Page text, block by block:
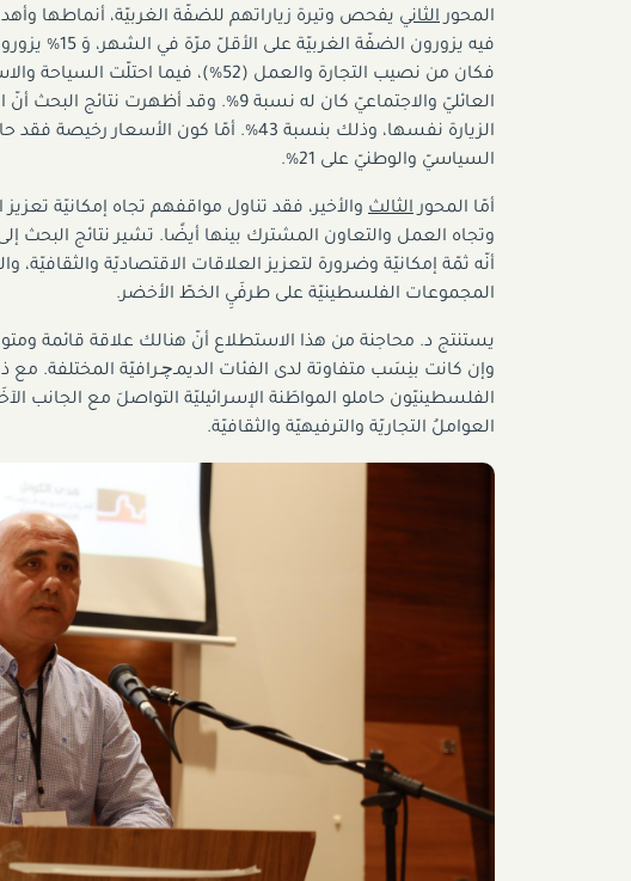
المحورالثاني
فيه يزورون
العائليّ والاجتماعيّ كان له نسبة 9%. وقد
السياسيّ والوطنيّ على 21%.
أمّا المحورالثالث والأخير، فقد تناول مواقفهم تجاه إمكانيّة
وتجاه العمل والتعاون المشترك بينها أيضًا. تشير نتائج البحث
أنّه ثمّة إمكانيّة وضرورة لتعزيز العلاقات الاقتصاديّة
المجموعات الفلسطينيّة على طرفَيِ الخطّ الأخضر.
يستنتج د. محاجنة من هذا الاستطلاع أنّ هنالك علاقة قائمة
وإن كانت بنِسَب متفاوتة لدى الفئات الديمـﭼـرافيّة المختلفة. مع
الفلسطينيّون حاملو المواطَنة الإسرائيليّة التواصلَ مع الجانب
العواملُ التجاريّة والترفيهيّة والثقافيّة.